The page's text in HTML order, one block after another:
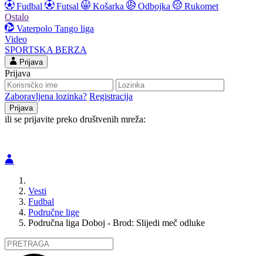
Fudbal
Futsal Košarka Odbojka
Rukomet
Ostalo
Vaterpolo Tango liga
Video
SPORTSKA BERZA
Prijava
Prijava
Zaboravljena lozinka? Registracija
ili se prijavite preko društvenih mreža:
Vesti
Fudbal
Područne lige
Područna liga Doboj - Brod: Slijedi meč odluke